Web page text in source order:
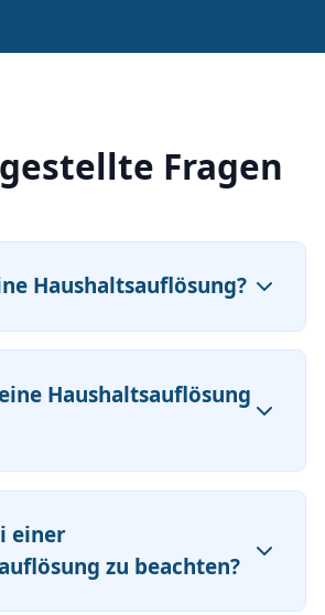
Fragen
Haushaltsauflösung?
Haushaltsauflösung
einer
zu beachten?